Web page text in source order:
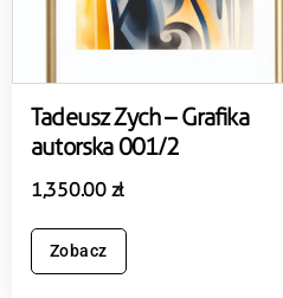
Tadeusz Zych – Grafika
autorska 001/2
1,350.00 zł
Zobacz